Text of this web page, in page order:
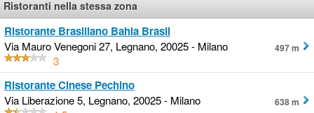
Ristoranti nella stessa zona
Ristorante Brasiliano Bahia Brasil
Via Mauro Venegoni 27, Legnano, 20025 - Milano
3
497 m
Ristorante Cinese Pechino
Via Liberazione 5, Legnano, 20025 - Milano
638 m